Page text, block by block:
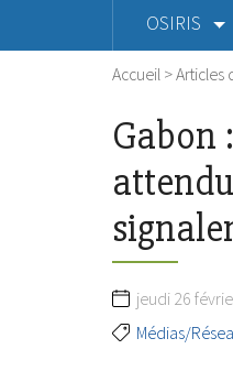
OSIRIS
Accueil >Articles
Gabon
jeudi 26
Médias/